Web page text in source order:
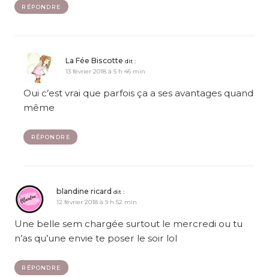
RÉPONDRE
La Fée Biscotte dit :
13 février 2018 à 5 h 46 min
Oui c’est vrai que parfois ça a ses avantages quand
même
RÉPONDRE
blandine ricard dit :
12 février 2018 à 9 h 52 min
Une belle sem chargée surtout le mercredi ou tu
n’as qu’une envie te poser le soir lol
RÉPONDRE